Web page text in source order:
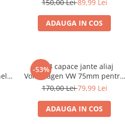
150,00 Lei89,99 Lei
ADAUGA IN COS
-53%
Set 4 capace jante aliaj
Volkswagen VW 75mm pentru
jante originale Mercedes
170,00 Lei79,99 Lei
ADAUGA IN COS